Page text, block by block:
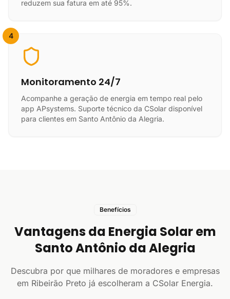
reduzem sua fatura em até 95%.
4
Monitoramento 24/7
Acompanhe a geração de energia em tempo real pelo
app APsystems. Suporte técnico da CSolar disponível
para clientes em Santo Antônio da Alegria.
Benefícios
Vantagens da Energia Solar em
Santo Antônio da Alegria
Descubra por que milhares de moradores e empresas
em Ribeirão Preto já escolheram a CSolar Energia.